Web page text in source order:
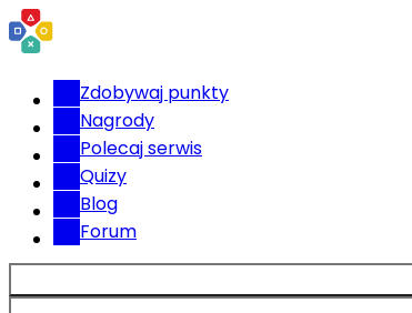
Zdobywaj punkty
Nagrody
Polecaj serwis
Quizy
Blog
Forum